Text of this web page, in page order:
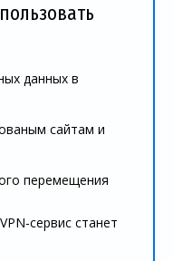
данных в
сайтам и
перемещения
сервис станет